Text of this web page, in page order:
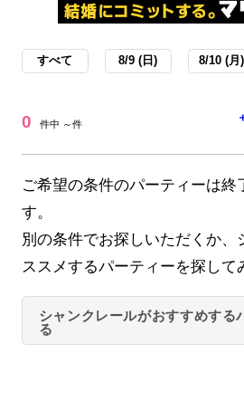
すべて 8/9 (日) 8/10 (月)
0 件中 ～件
ご希望の条件のパーティーは終
す。
別の条件でお探しいただくか、
ススメするパーティーを探して
シャンクレールがおすすめする
る